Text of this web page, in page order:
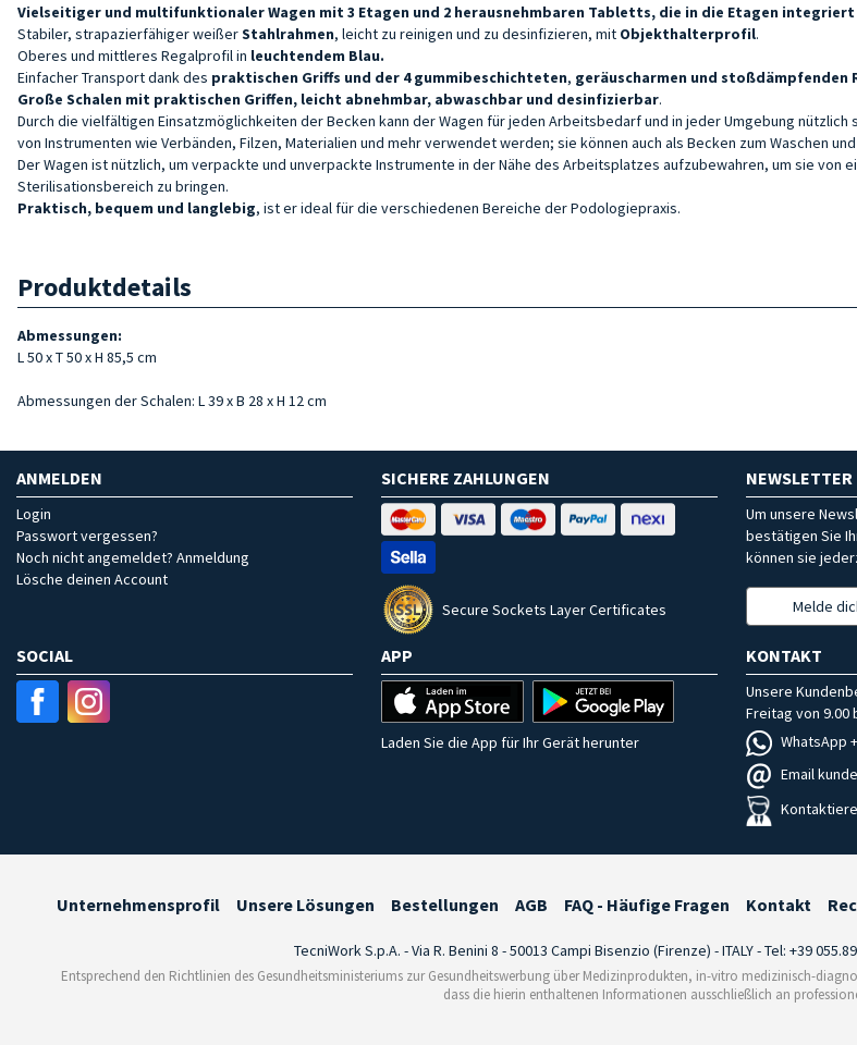
Vielseitiger und multifunktionaler Wagen mit 3 Etagen und 2 herausnehmbaren Tabletts, die in die Etagen integriert
Stabiler, strapazierfähiger weißerStahlrahmen, leicht zu reinigen und zu desinfizieren, mit Objekthalterprofil.
Oberes und mittleres Regalprofil in leuchtendem Blau.
Einfacher Transport dank des praktischen Griffs und der 4 gummibeschichteten, geräuscharmen und stoßdämpfenden
Große Schalen mit praktischen Griffen, leicht abnehmbar, abwaschbar und desinfizierbar.
Durch die vielfältigen Einsatzmöglichkeiten der Becken kann der Wagen für jeden Arbeitsbedarf und in jeder Umgebung
von Instrumenten wie Verbänden, Filzen, Materialien und mehr verwendet werden; sie können auch als Becken zum Waschen
Der Wagen ist nützlich, um verpackte und unverpackte Instrumente in der Nähe des Arbeitsplatzes aufzubewahren, um sie von
Sterilisationsbereich zu bringen.
Praktisch, bequem und langlebig, ist er ideal für die verschiedenen Bereiche der Podologiepraxis.
Produktdetails
Abmessungen:
L 50 x T 50 x H 85,5 cm
Abmessungen der Schalen: L 39 x B 28 x H 12 cm
ANMELDEN
Login
Passwort vergessen?
Noch nicht angemeldet? Anmeldung
Lösche deinen Account
SICHERE ZAHLUNGEN
Secure Sockets Layer Certificates
NEWSLETTER
Um unsere
bestätigen Sie
können sie
Melde
SOCIAL APP
Laden Sie die App für Ihr Gerät herunter
KONTAKT
Unsere
Freitag von 9.00
WhatsApp
Email
Unternehmensprofil Unsere Lösungen Bestellungen AGB FAQ - Häufige Fragen Kontakt
TecniWork S.p.A. - Via R. Benini 8 - 50013 Campi Bisenzio (Firenze) - ITALY - Tel: +39
Entsprechend den Richtlinien des Gesundheitsministeriums zur Gesundheitswerbung über Medizinprodukten, in-vitro medizinisch-
dass die hierin enthaltenen Informationen ausschließlich an